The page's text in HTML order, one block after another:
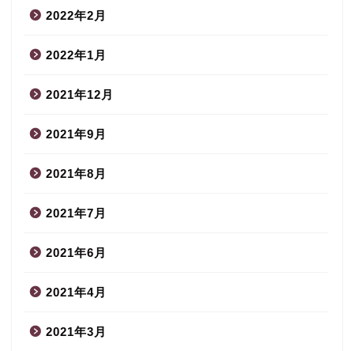
2022年2月
2022年1月
2021年12月
2021年9月
2021年8月
2021年7月
2021年6月
2021年4月
2021年3月